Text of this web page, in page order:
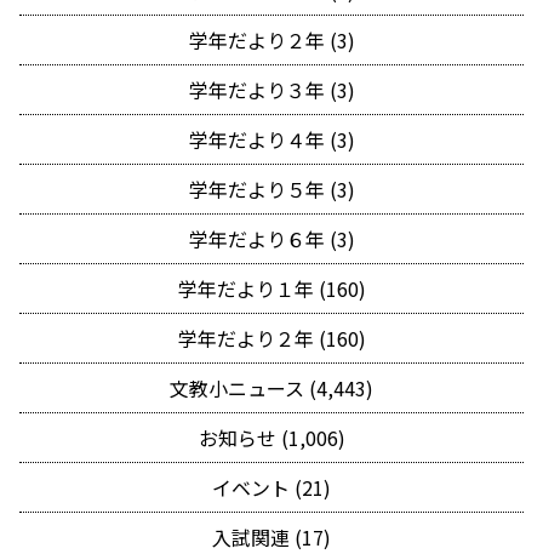
学年だより２年 (3)
学年だより３年 (3)
学年だより４年 (3)
学年だより５年 (3)
学年だより６年 (3)
学年だより１年 (160)
学年だより２年 (160)
文教小ニュース (4,443)
お知らせ (1,006)
イベント (21)
入試関連 (17)